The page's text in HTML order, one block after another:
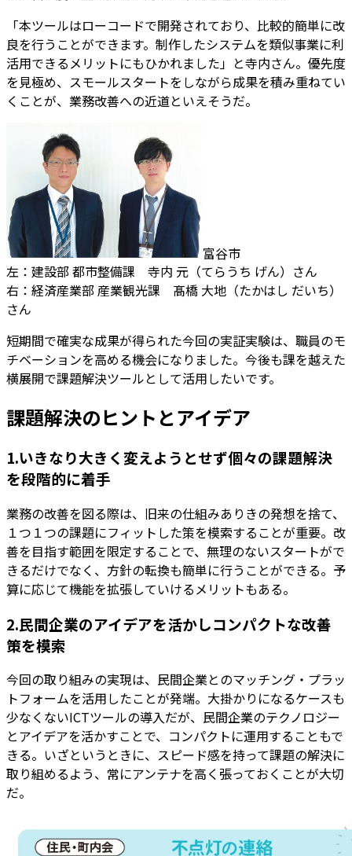
「本ツールはローコードで開発されており、比較的簡単に改
良を行うことができます。制作したシステムを類似事業に利
活用できるメリットにもひかれました」と寺内さん。優先度
を見極め、スモールスタートをしながら成果を積み重ねてい
くことが、業務改善への近道といえそうだ。
富谷市
左：建設部 都市整備課 寺内 元（てらうち げん）さん
右：経済産業部 産業観光課 髙橋 大地（たかはし だいち）
さん
短期間で確実な成果が得られた今回の実証実験は、職員のモ
チベーションを高める機会になりました。今後も課を越えた
横展開で課題解決ツールとして活用したいです。
課題解決のヒントとアイデア
1.いきなり大きく変えようとせず個々の課題解決
を段階的に着手
業務の改善を図る際は、旧来の仕組みありきの発想を捨て、
１つ１つの課題にフィットした策を模索することが重要。改
善を目指す範囲を限定することで、無理のないスタートがで
きるだけでなく、方針の転換も簡単に行うことができる。予
算に応じて機能を拡張していけるメリットもある。
2.民間企業のアイデアを活かしコンパクトな改善
策を模索
今回の取り組みの実現は、民間企業とのマッチング・プラッ
トフォームを活用したことが発端。大掛かりになるケースも
少なくないICTツールの導入だが、民間企業のテクノロジー
とアイデアを活かすことで、コンパクトに運用することもで
きる。いざというときに、スピード感を持って課題の解決に
取り組めるよう、常にアンテナを高く張っておくことが大切
だ。